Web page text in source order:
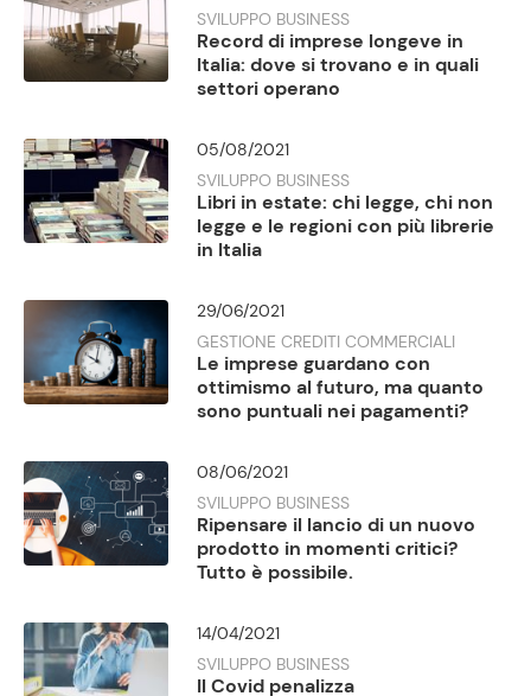
SVILUPPO BUSINESS
Record di imprese longeve in
Italia: dove si trovano e in quali
settori operano
05/08/2021
SVILUPPO BUSINESS
Libri in estate: chi legge, chi non
legge e le regioni con più librerie
in Italia
29/06/2021
GESTIONE CREDITI COMMERCIALI
Le imprese guardano con
ottimismo al futuro, ma quanto
sono puntuali nei pagamenti?
08/06/2021
SVILUPPO BUSINESS
Ripensare il lancio di un nuovo
prodotto in momenti critici?
Tutto è possibile.
14/04/2021
SVILUPPO BUSINESS
Il Covid penalizza